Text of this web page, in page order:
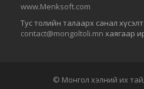
www.Menksoft.com
Тус толийн талаарх санал
contact@mongoltoli.mn хаягаар
© Монгол хэлний их